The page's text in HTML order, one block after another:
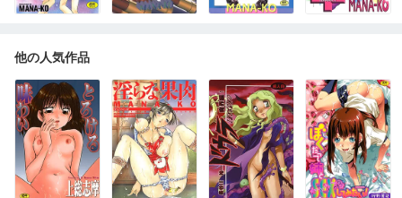
他の人気作品